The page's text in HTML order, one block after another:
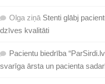
Olga ziņā Stenti glābj
dzīves kvalitāti
Pacientu biedrība
svarīga ārsta un pacienta